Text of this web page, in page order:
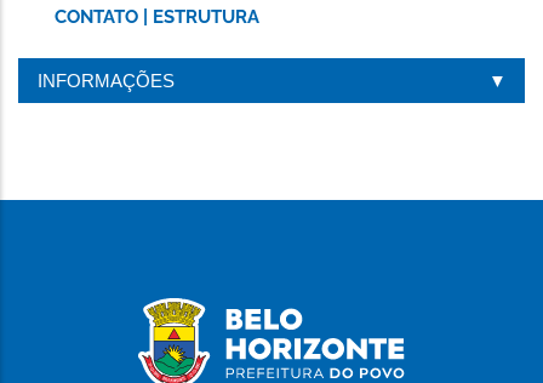
CONTATO | ESTRUTURA
INFORMAÇÕES